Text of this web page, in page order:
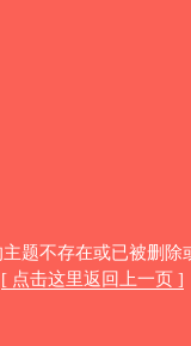
题不存在或已被删除
[ 点击这里返回上一页 ]